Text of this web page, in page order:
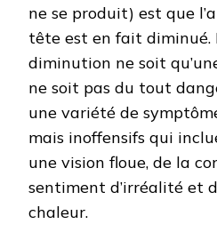
ne se produit) est que
tête est en fait diminué.
diminution ne soit
ne soit pas du tout
une variété de
mais inoffensifs qui
une vision floue, de la
sentiment d’irréalité et
chaleur.